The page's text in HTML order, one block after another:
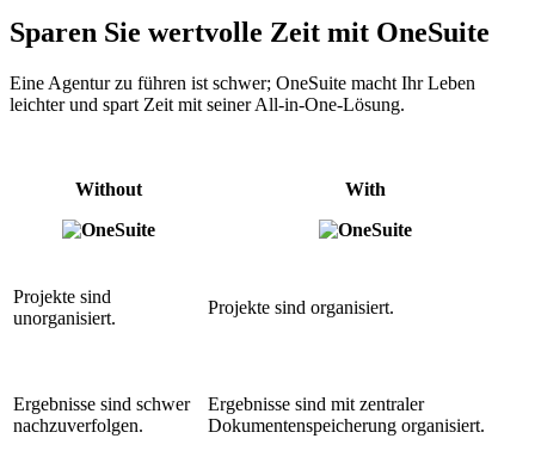
Sparen Sie wertvolle Zeit mit OneSuite
Eine Agentur zu führen ist schwer; OneSuite macht Ihr Leben
leichter und spart Zeit mit seiner All-in-One-Lösung.
Without With
Projekte sind
unorganisiert.
Projekte sind organisiert.
Ergebnisse sind schwer
nachzuverfolgen.
Ergebnisse sind mit zentraler
Dokumentenspeicherung organisiert.